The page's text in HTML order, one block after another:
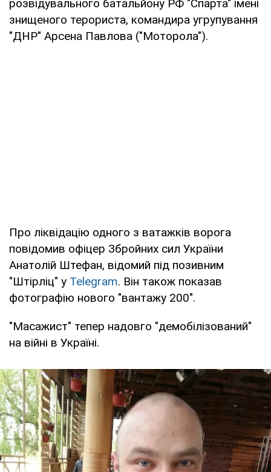
розвідувального батальйону РФ "Спарта" імені
знищеного терориста, командира угрупування
"ДНР" Арсена Павлова ("Моторола").
Про ліквідацію одного з ватажків ворога
повідомив офіцер Збройних сил України
Анатолій Штефан, відомий під позивним
"Штірліц" у Telegram. Він також показав
фотографію нового "вантажу 200".
"Масажист" тепер надовго "демобілізований"
на війні в Україні.